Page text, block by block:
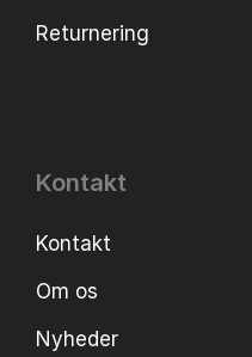
Returnering
Kontakt
Kontakt
Om os
Nyheder